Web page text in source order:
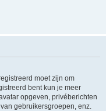
moet zijn om
bent kun je meer
opgeven, privéberichten
gebruikersgroepen, enz.